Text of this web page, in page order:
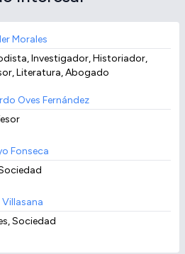
Morales
Investigador, Historiador,
Literatura, Abogado
Oves Fernández
Fonseca
Sociedad